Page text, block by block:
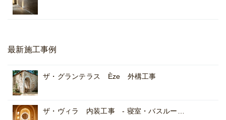
最新施工事例
ザ・グランテラス Èze 外構工事
ザ・ヴィラ 内装工事 - 寝室・バスルー…